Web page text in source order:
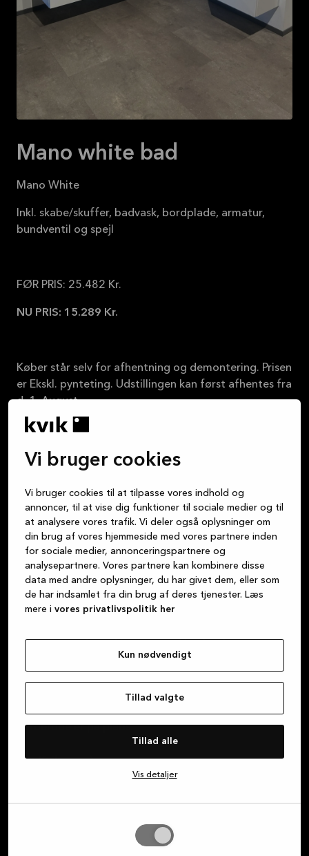
Vi bruger cookies
Vi bruger cookies til at tilpasse vores indhold og
annoncer, til at vise dig funktioner til sociale medier og til
at analysere vores trafik. Vi deler også oplysninger om
din brug af vores hjemmeside med vores partnere inden
for sociale medier, annonceringspartnere og
analysepartnere. Vores partnere kan kombinere disse
data med andre oplysninger, du har givet dem, eller som
de har indsamlet fra din brug af deres tjenester. Læs
mere i vores privatlivspolitik her
Kun nødvendigt
Tillad valgte
Tillad alle
Vis detaljer
Mano white bad
Mano White
Inkl. skabe/skuffer, badvask, bordplade, armatur,
bundventil og spejl
FØR PRIS: 25.482 Kr.
NU PRIS: 15.289 Kr.
Køber står selv for afhentning og demontering. Prisen
er Ekskl. pynteting. Udstillingen kan først afhentes fra
d. 1. August.
Kvik Esbjerg
Vi mener, at det at købe et køkken skal være lige så
behageligt som de oplevelser, du ønsker at have i
køkkenet. Alle de dejlige måltider, de sene samtaler
med venner over et glas vin, lektierne, som børnene
laver ved bordet, hyggelige kortspil – køkkenet er
midtpunktet i dit liv. Og uanset om du er på udkig
være sikker på, at vi leverer smukke danske
designprodukter af høj kvalitet i bæredygtige
kundeservice, fra det øjeblik du går ind i en af vores
butikker, indtil dit nye køkken, badeværelse eller din
garderobe er på plads.
Om Kvik